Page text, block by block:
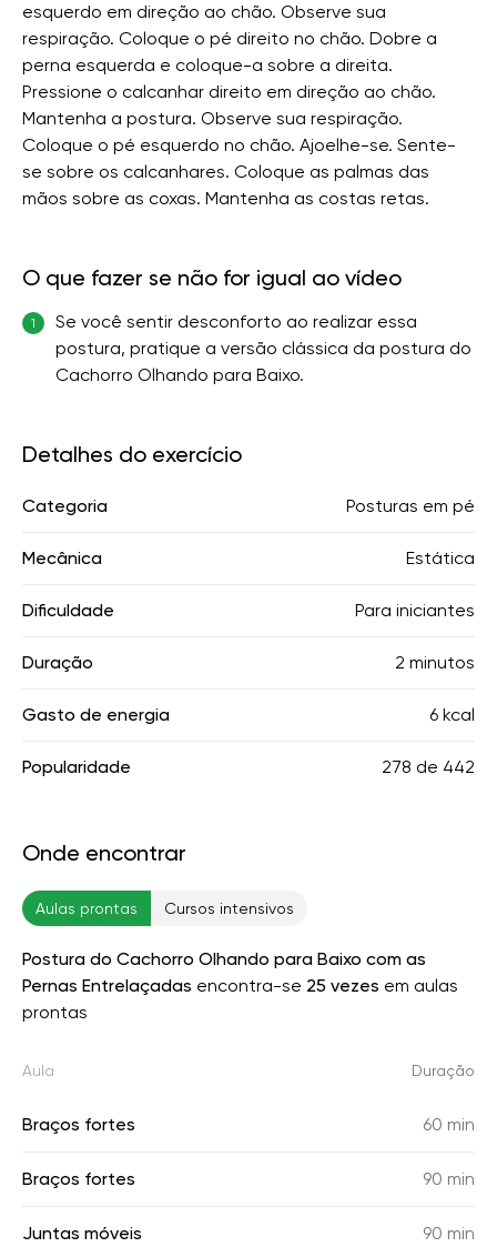
esquerdo em direção ao chão. Observe sua
respiração. Coloque o pé direito no chão. Dobre a
perna esquerda e coloque-a sobre a direita.
Pressione o calcanhar direito em direção ao chão.
Mantenha a postura. Observe sua respiração.
Coloque o pé esquerdo no chão. Ajoelhe-se. Sente-
se sobre os calcanhares. Coloque as palmas das
mãos sobre as coxas. Mantenha as costas retas.
O que fazer se não for igual ao vídeo
1
Se você sentir desconforto ao realizar essa
postura, pratique a versão clássica da postura do
Cachorro Olhando para Baixo.
Detalhes do exercício
Categoria Posturas em pé
Mecânica Estática
Dificuldade Para iniciantes
Duração 2 minutos
Gasto de energia 6 kcal
Popularidade 278 de 442
Onde encontrar
Aulas prontas Cursos intensivos
Postura do Cachorro Olhando para Baixo com as
Pernas Entrelaçadas encontra-se 25 vezes em aulas
prontas
Aula Duração
Braços fortes 60 min
Braços fortes 90 min
Juntas móveis 90 min